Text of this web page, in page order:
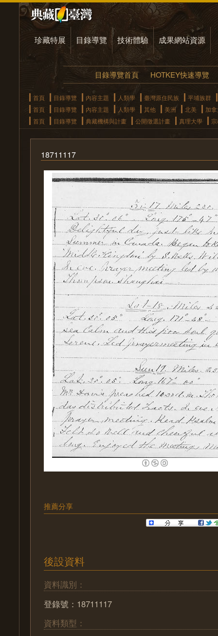
珍藏特展 目錄導覽 技術體驗 成果網站資源
目錄導覽首頁 HOTKEY快速導覽
首頁 目錄導覽 內容主題 人類學 臺灣原住民族
平埔族群
首頁
目錄導覽 內容主題 人類學 其他 美洲 北美
加
首頁
目錄導覽 典藏機構與計畫 公開徵選計畫 真理大學
18711117
推薦分享
後設資料
資料識別：
登錄號：18711117
資料類型：